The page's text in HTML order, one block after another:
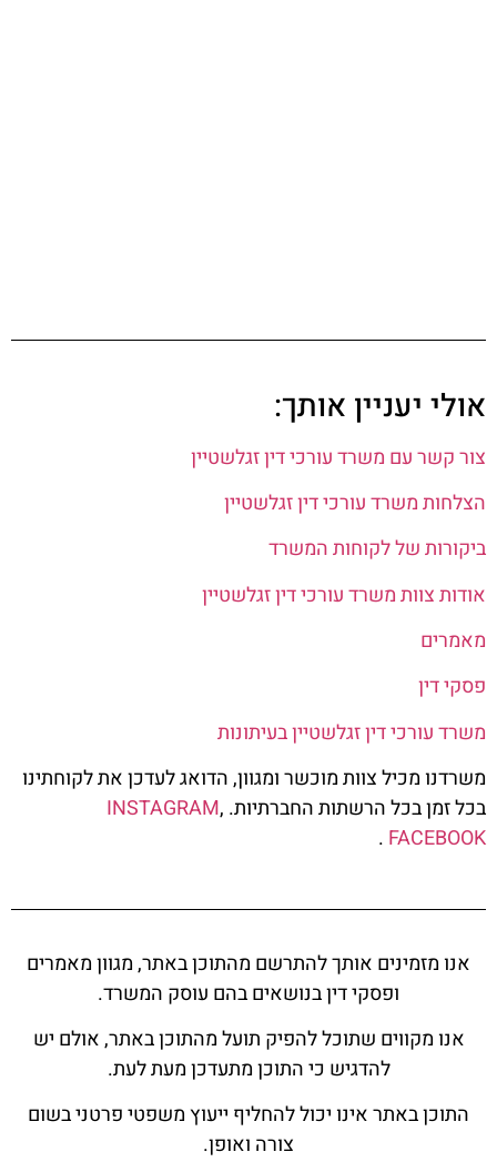
אולי יעניין אותך:
צור קשר עם משרד עורכי דין זגלשטיין
הצלחות משרד עורכי דין זגלשטיין
ביקורות של לקוחות המשרד
אודות צוות משרד עורכי דין זגלשטיין
מאמרים
פסקי דין
משרד עורכי דין זגלשטיין בעיתונות
משרדנו מכיל צוות מוכשר ומגוון, הדואג לעדכן את לקוחתינו
בכל זמן בכל הרשתות החברתיות. INSTAGRAM,
FACEBOOK
.
אנו מזמינים אותך להתרשם מהתוכן באתר, מגוון מאמרים
ופסקי דין בנושאים בהם עוסק המשרד.
אנו מקווים שתוכל להפיק תועל מהתוכן באתר, אולם יש
להדגיש כי התוכן מתעדכן מעת לעת.
התוכן באתר אינו יכול להחליף ייעוץ משפטי פרטני בשום
צורה ואופן.